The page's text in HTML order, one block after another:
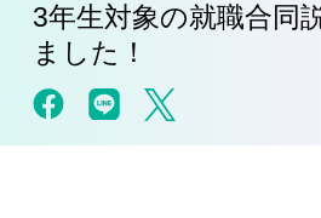
3年生対象の就職合同
ました！